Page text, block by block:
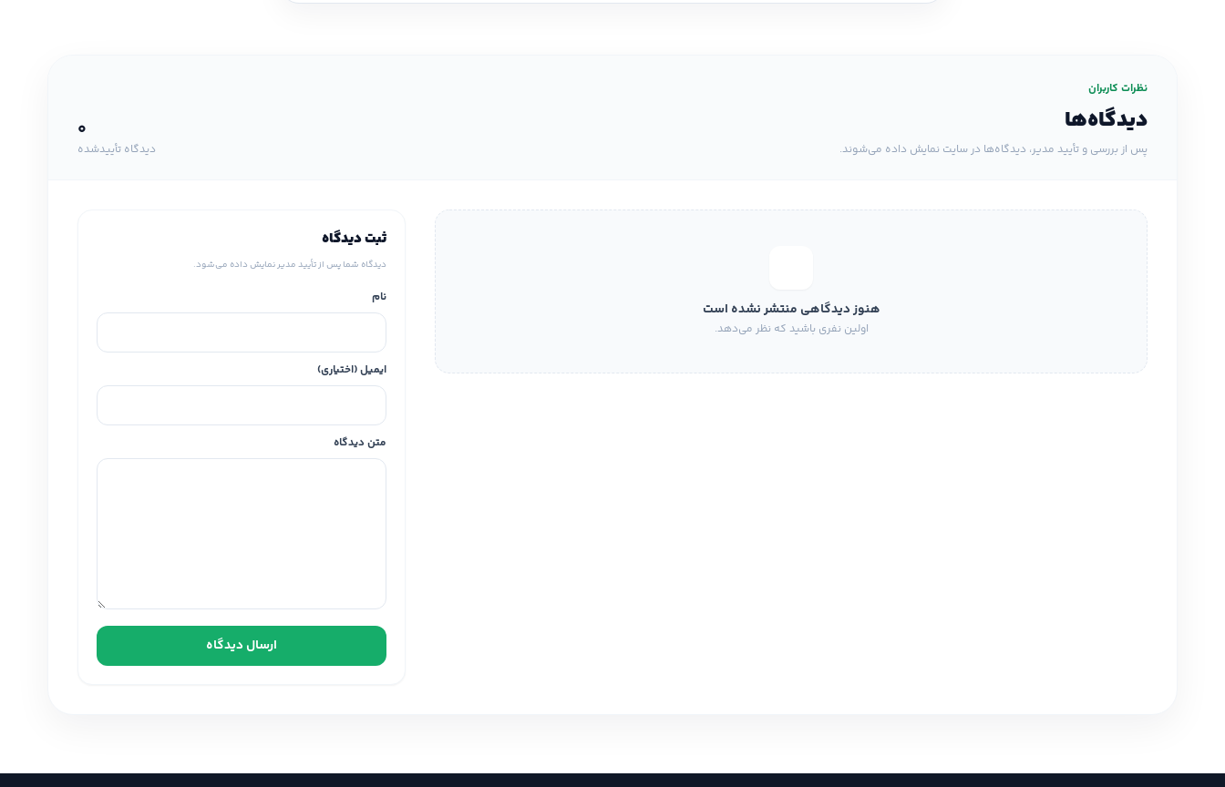
نظرات کاربران
دیدگاه‌ها
پس از بررسی و تأیید مدیر، دیدگاه‌ها در سایت نمایش داده می‌شوند.
0
دیدگاه تأییدشده
هنوز دیدگاهی منتشر نشده است
اولین نفری باشید که نظر می‌دهد.
ثبت دیدگاه
دیدگاه شما پس از تأیید مدیر نمایش داده می‌شود.
نام
ایمیل (اختیاری)
متن دیدگاه
ارسال دیدگاه